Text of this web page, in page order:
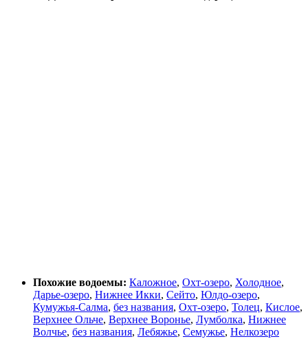
Похожие водоемы: Каложное, Охт-озеро, Холодное,
Дарье-озеро, Нижнее Икки, Сейто, Юлдо-озеро,
Кумужья-Салма, без названия, Охт-озеро, Толец, Кислое,
Верхнее Ольче, Верхнее Воронье, Лумболка, Нижнее
Волчье, без названия, Лебяжье, Семужье, Нелкозеро